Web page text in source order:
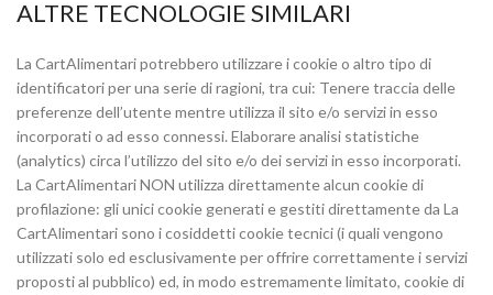
ALTRE TECNOLOGIE SIMILARI
La CartAlimentari potrebbero utilizzare i cookie o altro tipo di
identificatori per una serie di ragioni, tra cui: Tenere traccia delle
preferenze dell’utente mentre utilizza il sito e/o servizi in esso
incorporati o ad esso connessi. Elaborare analisi statistiche
(analytics) circa l’utilizzo del sito e/o dei servizi in esso incorporati.
La CartAlimentari NON utilizza direttamente alcun cookie di
profilazione: gli unici cookie generati e gestiti direttamente da La
CartAlimentari sono i cosiddetti cookie tecnici (i quali vengono
utilizzati solo ed esclusivamente per offrire correttamente i servizi
proposti al pubblico) ed, in modo estremamente limitato, cookie di